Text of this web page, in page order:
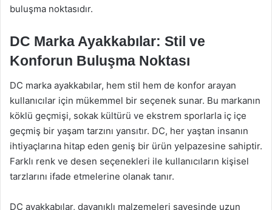
buluşma noktasıdır.
DC Marka Ayakkabılar: Stil ve
Konforun Buluşma Noktası
DC marka ayakkabılar, hem stil hem de konfor arayan
kullanıcılar için mükemmel bir seçenek sunar. Bu markanın
köklü geçmişi, sokak kültürü ve ekstrem sporlarla iç içe
geçmiş bir yaşam tarzını yansıtır. DC, her yaştan insanın
ihtiyaçlarına hitap eden geniş bir ürün yelpazesine sahiptir.
Farklı renk ve desen seçenekleri ile kullanıcıların kişisel
tarzlarını ifade etmelerine olanak tanır.
DC ayakkabılar, dayanıklı malzemeleri sayesinde uzun